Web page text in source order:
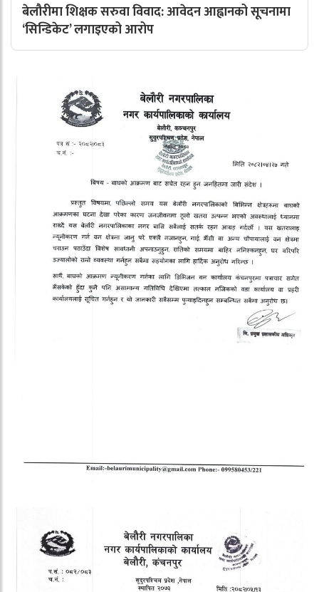
बेलौरीमा शिक्षक सरुवा विवाद: आवेदन आह्वानको सूचनामा
‘सिन्डिकेट’ लगाइएको आरोप